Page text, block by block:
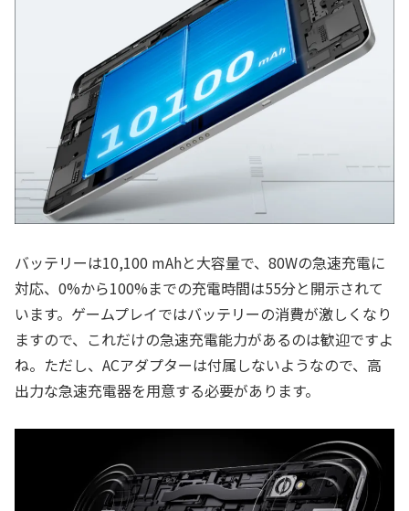
バッテリーは10,100 mAhと大容量で、80Wの急速充電に
対応、0%から100%までの充電時間は55分と開示されて
います。ゲームプレイではバッテリーの消費が激しくなり
ますので、これだけの急速充電能力があるのは歓迎ですよ
ね。ただし、ACアダプターは付属しないようなので、高
出力な急速充電器を用意する必要があります。